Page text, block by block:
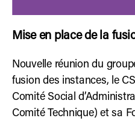
Mise en place de la
Nouvelle réunion du
fusion des instances, le
Comité Social
Comité Technique) et sa